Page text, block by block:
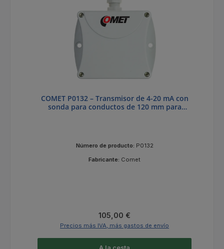
COMET P0132 – Transmisor de 4-20 mA con
sonda para conductos de 120 mm para
Número de producto: P0132
Fabricante: Comet
Precio normal:
105,00 €
Precios más IVA, más gastos de envío